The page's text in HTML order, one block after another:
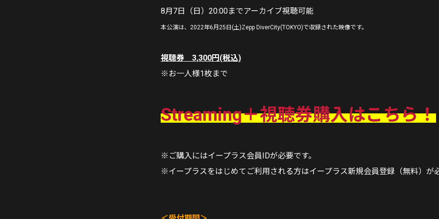
8月7日（日）20:00までアーカイブ視聴可能
本公演は、2022年6月25日(土)Zepp DiverCity(TOKYO)で収録された映像です。
視聴券 3,300円(税込)
※お一人様1枚まで
Streaming＋視聴券購入はこちら！
※ご購入にはイープラス会員IDが必要です。
※イープラスをはじめてご利用される方はイープラス新規会員登録（無料）が必